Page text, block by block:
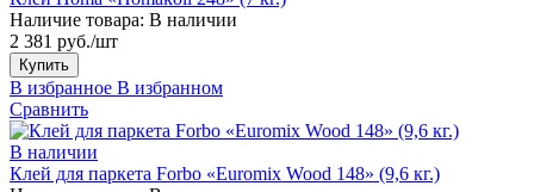
Наличие товара: В наличии
2 381 руб./шт
Купить
В избранное В избранном
Сравнить
В наличии
Клей для паркета Forbo «Euromix Wood 148» (9,6 кг.)